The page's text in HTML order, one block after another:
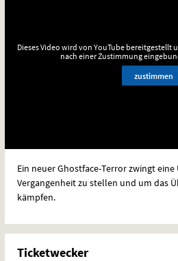
Dieses Video wird von YouTube bereitgestellt
nach einer Zustimmung
zustimmen
Ein neuer Ghostface-Terror zwingt
Vergangenheit zu stellen und um das
kämpfen.
Ticketwecker